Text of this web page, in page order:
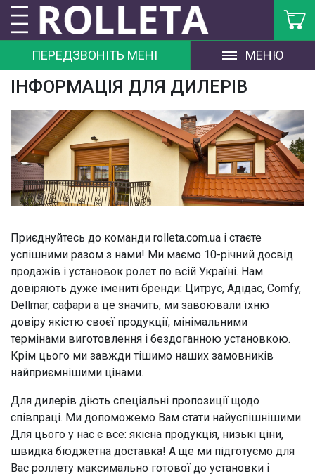
ПЕРЕДЗВОНІТЬ МЕНІ МЕНЮ
ІНФОРМАЦІЯ ДЛЯ ДИЛЕРІВ
Приєднуйтесь до команди rolleta.com.ua і стаєте
успішними разом з нами! Ми маємо 10-річний досвід
продажів і установок ролет по всій Україні. Нам
довіряють дуже імениті бренди: Цитрус, Адідас, Comfy,
Dellmar, cафари а це значить, ми завоювали їхню
довіру якістю своєї продукції, мінімальними
термінами виготовлення і бездоганною установкою.
Крім цього ми завжди тішимо наших замовників
найприємнішими цінами.
Для дилерів діють спеціальні пропозиції щодо
співпраці. Ми допоможемо Вам стати найуспішнішими.
Для цього у нас є все: якісна продукція, низькі ціни,
швидка бюджетна доставка! А ще ми підготуємо для
Вас роллету максимально готової до установки і